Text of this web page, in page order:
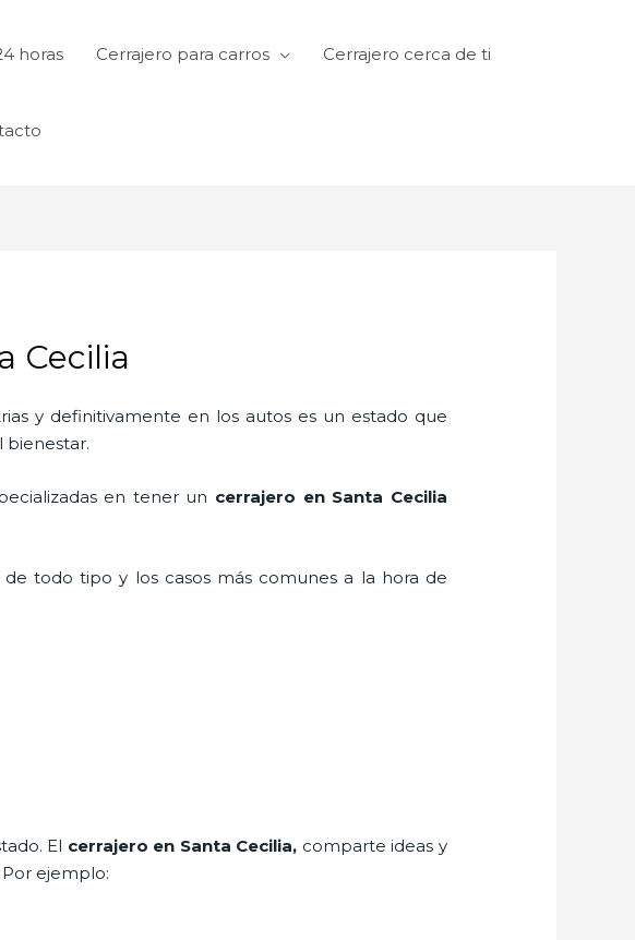
horas Cerrajero para carros Cerrajero cerca de ti
Cecilia
y definitivamente en los autos es un estado que
bienestar.
en tener un cerrajero en Santa Cecilia
todo tipo y los casos más comunes a la hora de
El cerrajero en Santa Cecilia, comparte ideas y
ejemplo: